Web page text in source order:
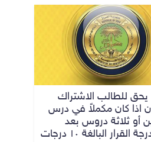
: يحق للطالب الاشتراك
اذا كان مكملاً في درس
أو ثلاثة دروس بعد
البالغة ۱۰ درجات